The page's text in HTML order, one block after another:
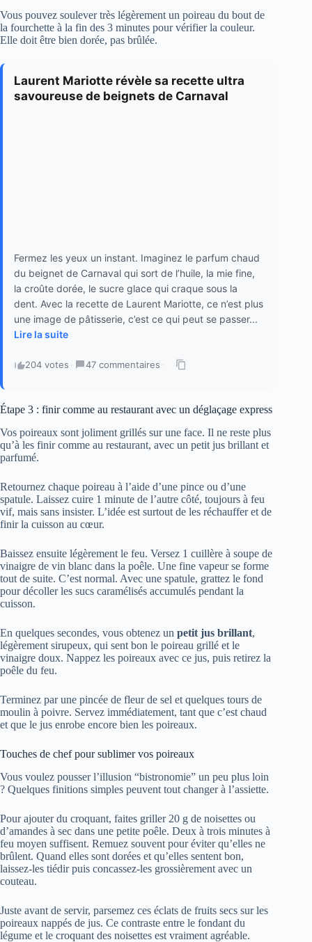
Vous pouvez soulever très légèrement un poireau du bout de
la fourchette à la fin des 3 minutes pour vérifier la couleur.
Elle doit être bien dorée, pas brûlée.
Laurent Mariotte révèle sa recette ultra
savoureuse de beignets de Carnaval
Fermez les yeux un instant. Imaginez le parfum chaud
du beignet de Carnaval qui sort de l’huile, la mie fine,
la croûte dorée, le sucre glace qui craque sous la
dent. Avec la recette de Laurent Mariotte, ce n’est plus
une image de pâtisserie, c’est ce qui peut se passer...
Lire la suite
204 votes · 47 commentaires ·
Étape 3 : finir comme au restaurant avec un déglaçage express
Vos poireaux sont joliment grillés sur une face. Il ne reste plus
qu’à les finir comme au restaurant, avec un petit jus brillant et
parfumé.
Retournez chaque poireau à l’aide d’une pince ou d’une
spatule. Laissez cuire 1 minute de l’autre côté, toujours à feu
vif, mais sans insister. L’idée est surtout de les réchauffer et de
finir la cuisson au cœur.
Baissez ensuite légèrement le feu. Versez 1 cuillère à soupe de
vinaigre de vin blanc dans la poêle. Une fine vapeur se forme
tout de suite. C’est normal. Avec une spatule, grattez le fond
pour décoller les sucs caramélisés accumulés pendant la
cuisson.
En quelques secondes, vous obtenez un petit jus brillant,
légèrement sirupeux, qui sent bon le poireau grillé et le
vinaigre doux. Nappez les poireaux avec ce jus, puis retirez la
poêle du feu.
Terminez par une pincée de fleur de sel et quelques tours de
moulin à poivre. Servez immédiatement, tant que c’est chaud
et que le jus enrobe encore bien les poireaux.
Touches de chef pour sublimer vos poireaux
Vous voulez pousser l’illusion “bistronomie” un peu plus loin
? Quelques finitions simples peuvent tout changer à l’assiette.
Pour ajouter du croquant, faites griller 20 g de noisettes ou
d’amandes à sec dans une petite poêle. Deux à trois minutes à
feu moyen suffisent. Remuez souvent pour éviter qu’elles ne
brûlent. Quand elles sont dorées et qu’elles sentent bon,
laissez-les tiédir puis concassez-les grossièrement avec un
couteau.
Juste avant de servir, parsemez ces éclats de fruits secs sur les
poireaux nappés de jus. Ce contraste entre le fondant du
légume et le croquant des noisettes est vraiment agréable.